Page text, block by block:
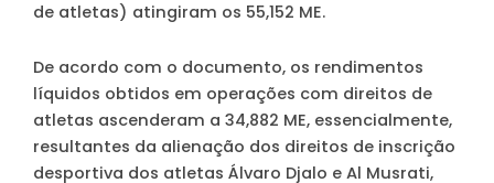
de atletas) atingiram os 55,152 ME.
De acordo com o documento, os rendimentos
líquidos obtidos em operações com direitos de
atletas ascenderam a 34,882 ME, essencialmente,
resultantes da alienação dos direitos de inscrição
desportiva dos atletas Álvaro Djalo e Al Musrati,